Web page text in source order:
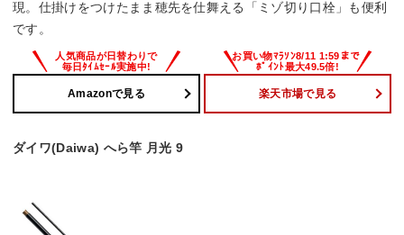
現。仕掛けをつけたまま穂先を仕舞える「ミゾ切り口栓」も便利
です。
Amazonで見る 楽天市場で見る
ダイワ(Daiwa) へら竿 月光 9